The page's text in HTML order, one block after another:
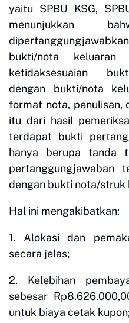
yaitu SPBU KSG,
menunjukkan
bukti/nota
ketidaksesuaian
dengan bukti/nota
format nota, penulisan,
itu dari hasil
terdapat bukti
hanya berupa tanda
pertanggungjawaban
dengan bukti nota/struk
Hal ini mengakibatkan:
1. Alokasi dan
secara jelas;
2. Kelebihan
sebesar
untuk biaya cetak